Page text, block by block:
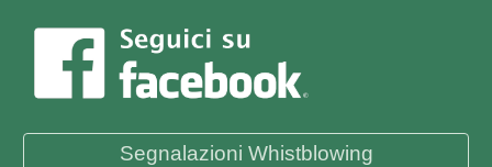
Segnalazioni Whistblowing